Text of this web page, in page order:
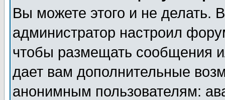
Вы можете этого и не делать.
администратор настроил
чтобы размещать сообщения
дает вам дополнительные
анонимным пользователям: